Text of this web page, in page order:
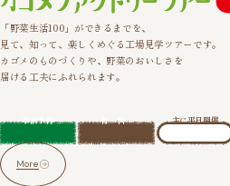
「野菜生活100」ができるまでを、
見て、知って、楽しくめぐる工場見学ツアーです。
カゴメのものづくりや、野菜のおいしさを
届ける工夫にふれられます。
事前予約 有料 主に平日開催
More